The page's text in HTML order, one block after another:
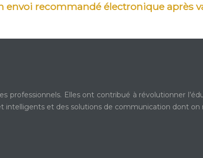
recommandé électronique après
Elles ont contribué à révolutionner
et des solutions de communication dont on